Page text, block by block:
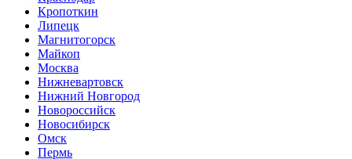
Кропоткин
Липецк
Магнитогорск
Майкоп
Москва
Нижневартовск
Нижний Новгород
Новороссийск
Новосибирск
Омск
Пермь